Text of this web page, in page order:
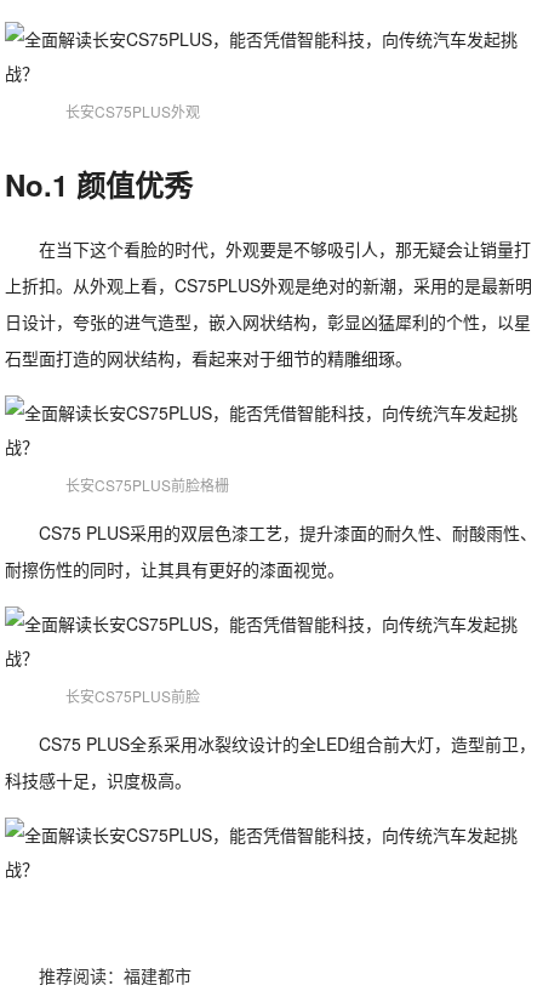
长安CS75PLUS外观
No.1 颜值优秀
在当下这个看脸的时代，外观要是不够吸引人，那无疑会让销量打
上折扣。从外观上看，CS75PLUS外观是绝对的新潮，采用的是最新明
日设计，夸张的进气造型，嵌入网状结构，彰显凶猛犀利的个性，以星
石型面打造的网状结构，看起来对于细节的精雕细琢。
长安CS75PLUS前脸格栅
CS75 PLUS采用的双层色漆工艺，提升漆面的耐久性、耐酸雨性、
耐擦伤性的同时，让其具有更好的漆面视觉。
长安CS75PLUS前脸
CS75 PLUS全系采用冰裂纹设计的全LED组合前大灯，造型前卫，
科技感十足，识度极高。
推荐阅读：福建都市